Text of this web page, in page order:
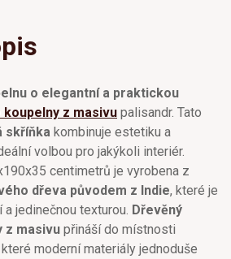
o elegantní a praktickou
z masivu palisandr. Tato
skříňka kombinuje estetiku a
volbou pro jakýkoli interiér.
centimetrů je vyrobena z
dřeva původem z Indie, které je
jedinečnou texturou. Dřevěný
z masivu přináší do místnosti
moderní materiály jednoduše